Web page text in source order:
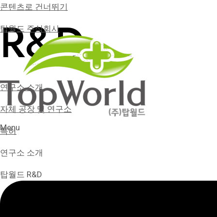
콘텐츠로 건너뛰기
탑월드 주식회사
Menu
R&D
연구소 소개
자체 공장 및 연구소
특허
연구소 소개
탑월드 R&D
탑월드는 클라이언트와 소중한 고객님의 성원에 힘입어 성